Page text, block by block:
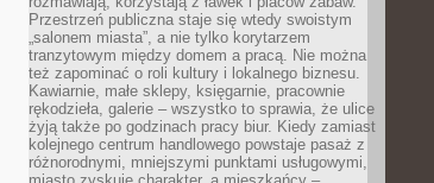
Przestrzeń publiczna staje się wtedy swoistym
„salonem miasta”, a nie tylko korytarzem
tranzytowym między domem a pracą. Nie można
też zapominać o roli kultury i lokalnego biznesu.
Kawiarnie, małe sklepy, księgarnie, pracownie
rękodzieła, galerie – wszystko to sprawia, że ulice
żyją także po godzinach pracy biur. Kiedy zamiast
kolejnego centrum handlowego powstaje pasaż z
różnorodnymi, mniejszymi punktami usługowymi,